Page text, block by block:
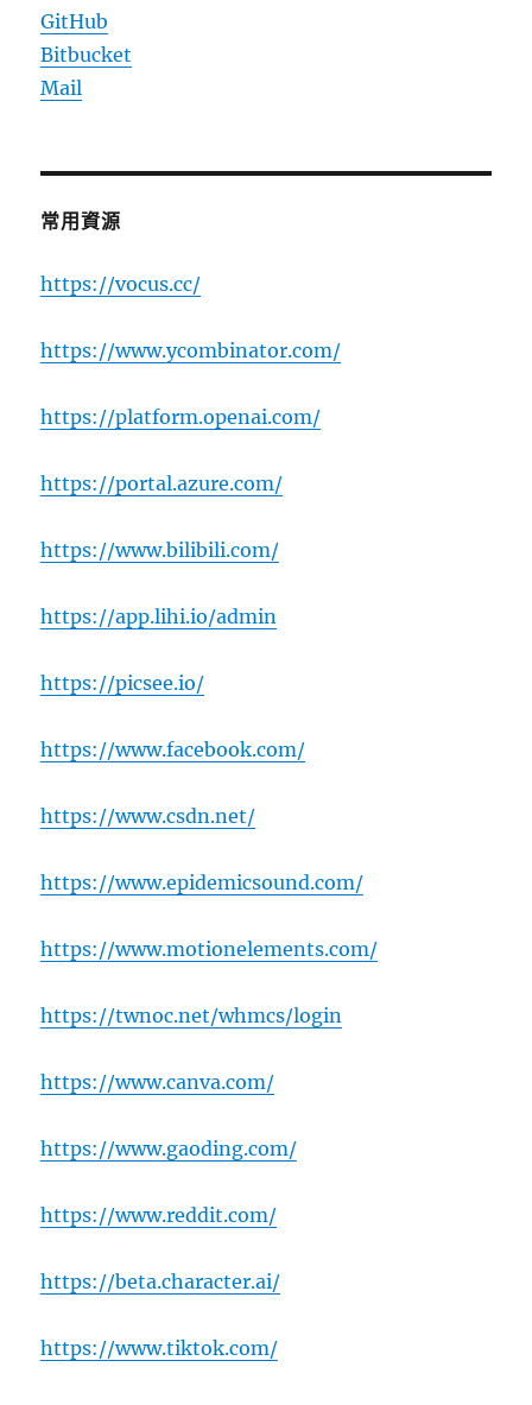
GitHub
Bitbucket
Mail
常用資源
https://vocus.cc/
https://www.ycombinator.com/
https://platform.openai.com/
https://portal.azure.com/
https://www.bilibili.com/
https://app.lihi.io/admin
https://picsee.io/
https://www.facebook.com/
https://www.csdn.net/
https://www.epidemicsound.com/
https://www.motionelements.com/
https://twnoc.net/whmcs/login
https://www.canva.com/
https://www.gaoding.com/
https://www.reddit.com/
https://beta.character.ai/
https://www.tiktok.com/